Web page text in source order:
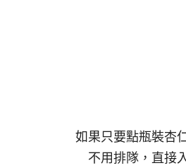
如果只要點瓶裝杏
不用排隊，直接